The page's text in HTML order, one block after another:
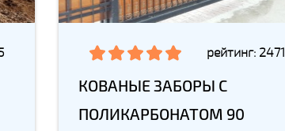
рейтинг: 2471
КОВАНЫЕ ЗАБОРЫ С
ПОЛИКАРБОНАТОМ 90